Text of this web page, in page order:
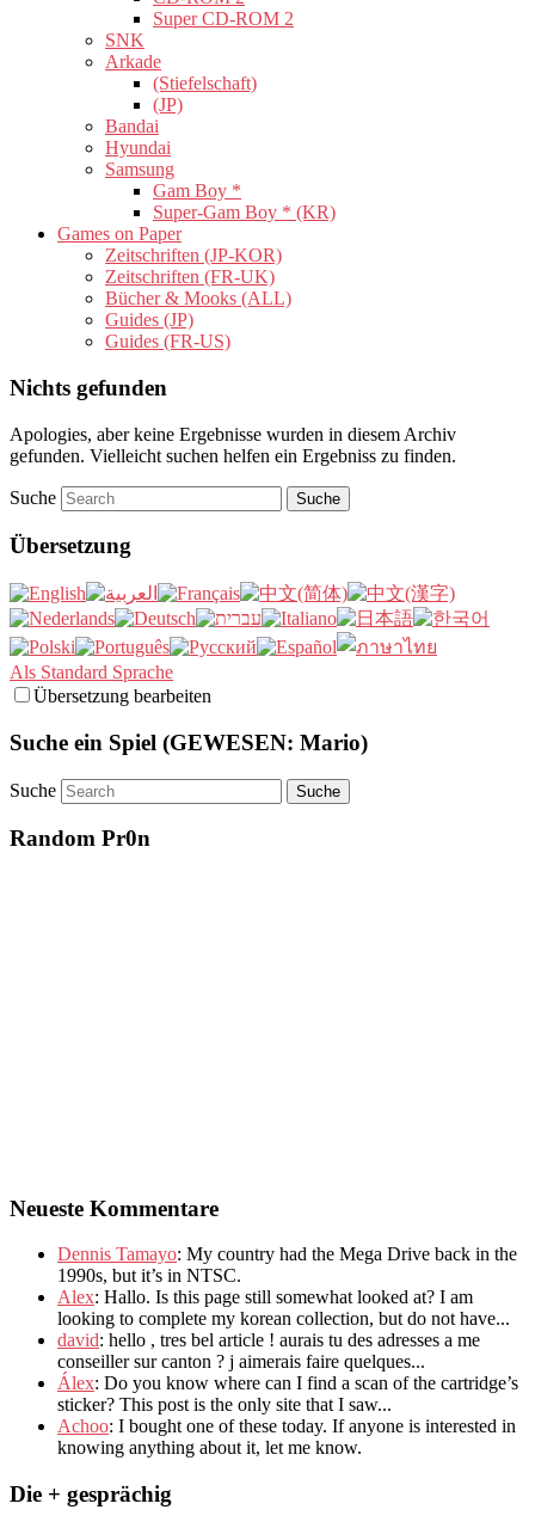
Super CD-ROM 2
SNK
Arkade
(Stiefelschaft)
(JP)
Bandai
Hyundai
Samsung
Gam Boy *
Super-Gam Boy * (KR)
Games on Paper
Zeitschriften (JP-KOR)
Zeitschriften (FR-UK)
Bücher & Mooks (ALL)
Guides (JP)
Guides (FR-US)
Nichts gefunden
Apologies, aber keine Ergebnisse wurden in diesem Archiv
gefunden. Vielleicht suchen helfen ein Ergebniss zu finden.
Suche
Übersetzung
Als Standard Sprache
Übersetzung bearbeiten
Suche ein Spiel (GEWESEN: Mario)
Suche
Random Pr0n
Neueste Kommentare
Dennis Tamayo: My country had the Mega Drive back in the
1990s, but it’s in NTSC.
Alex: Hallo. Is this page still somewhat looked at? I am
looking to complete my korean collection, but do not have...
david: hello , tres bel article ! aurais tu des adresses a me
conseiller sur canton ? j aimerais faire quelques...
Álex: Do you know where can I find a scan of the cartridge’s
sticker? This post is the only site that I saw...
Achoo: I bought one of these today. If anyone is interested in
knowing anything about it, let me know.
Die + gesprächig